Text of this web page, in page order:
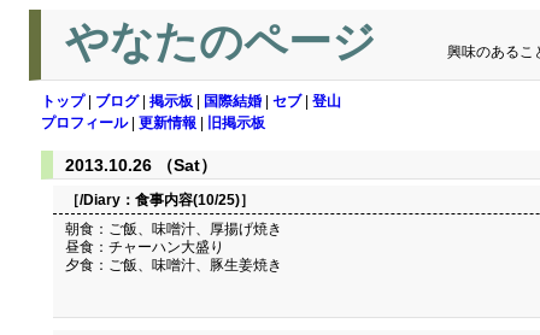
やなたのページ 興味のあるこ
トップ| ブログ| 掲示板 国際結婚 セブ| 登山
プロフィール| 更新情報 旧掲示板
2013.10.26 （Sat）
［/Diary： 食事内容(10/25)］
朝食：ご飯、味噌汁、厚揚げ焼き
昼食：チャーハン大盛り
夕食：ご飯、味噌汁、豚生姜焼き